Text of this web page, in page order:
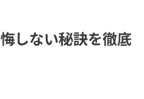
しない秘訣を徹底